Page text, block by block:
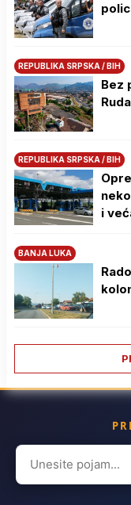
REPUBLIKA SRPSKA / BIH
Bez
REPUBLIKA SRPSKA / BIH
i
BANJA LUKA
Search
for: